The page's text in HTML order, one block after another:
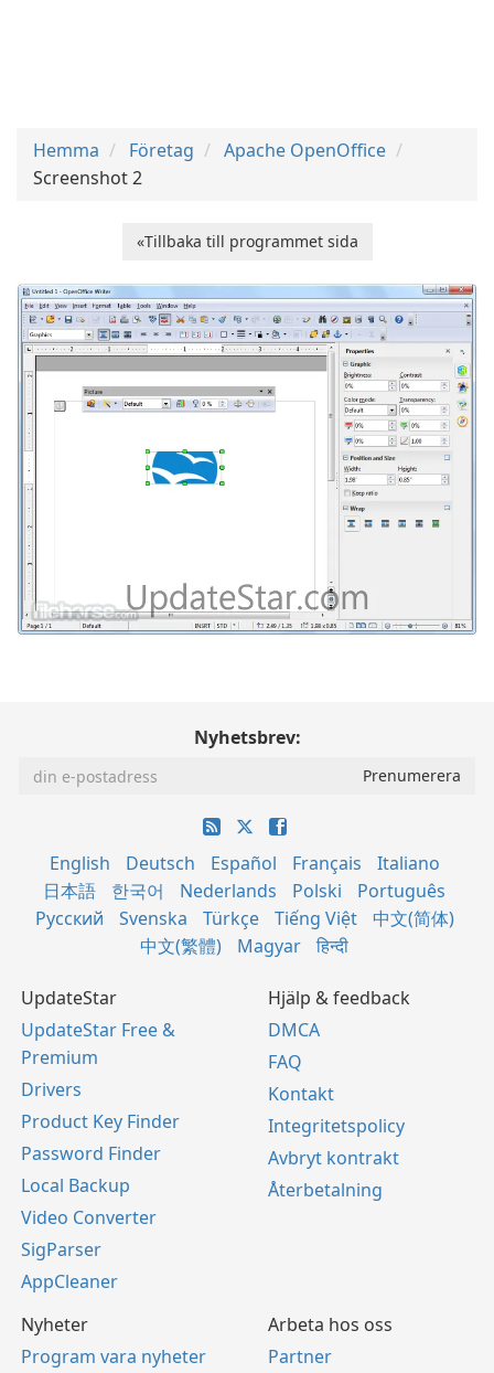
Hemma Företag
Apache OpenOffice
Screenshot 2
«Tillbaka till programmet sida
Nyhetsbrev:
English Deutsch Español Français
Italiano
日本語
한국어 Nederlands Polski
Português
Русский
Svenska Türkçe Tiếng Việt
中文(简体)
中文(繁體)
Magyar हिन्दी
UpdateStar
UpdateStar Free &
Premium
Drivers
Product Key Finder
Password Finder
Local Backup
Video Converter
SigParser
AppCleaner
Hjälp & feedback
DMCA
FAQ
Kontakt
Integritetspolicy
Avbryt kontrakt
Återbetalning
Nyheter
Program vara nyheter
Arbeta hos oss
Partner